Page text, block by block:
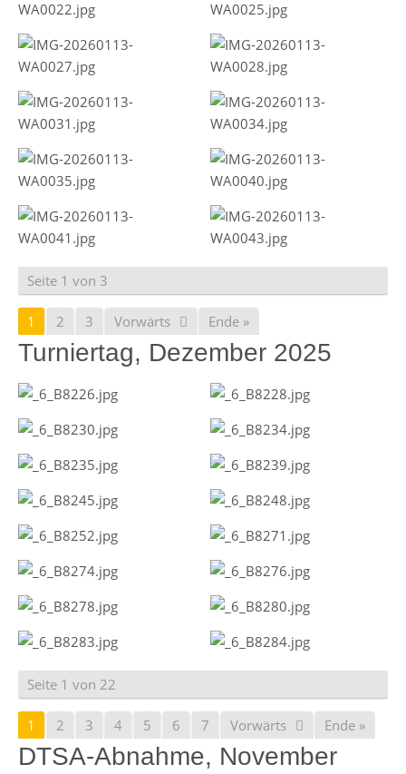
Seite 1 von 3
1 2 3 Vorwärts Ende »
Turniertag, Dezember 2025
Seite 1 von 22
1 2 3 4 5 6 7 Vorwärts Ende »
DTSA-Abnahme, November